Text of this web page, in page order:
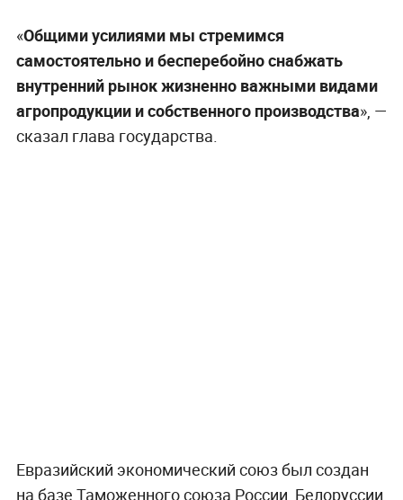
«Общими усилиями мы стремимся
самостоятельно и бесперебойно снабжать
внутренний рынок жизненно важными видами
агропродукции и собственного производства», —
сказал глава государства.
Евразийский экономический союз был создан
на базе Таможенного союза России, Белоруссии